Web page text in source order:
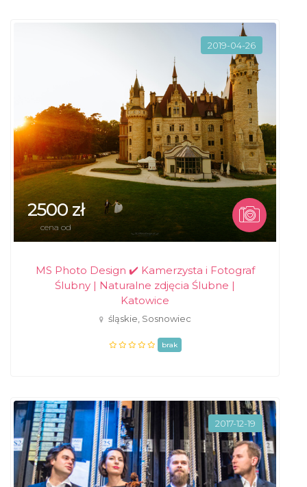
2019-04-26
2500 zł
cena od
MS Photo Design ✔️ Kamerzysta i Fotograf
Ślubny | Naturalne zdjęcia Ślubne |
Katowice
śląskie, Sosnowiec
brak
2017-12-19